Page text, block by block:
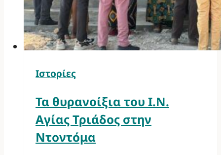
Ιστορίες
Τα θυρανοίξια του Ι.Ν.
Αγίας Τριάδος στην
Ντοντόμα